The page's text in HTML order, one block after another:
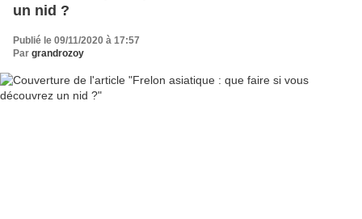
un nid ?
Publié le 09/11/2020 à 17:57
Par grandrozoy